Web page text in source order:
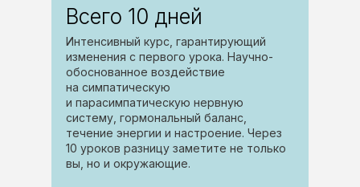
Всего 10 дней
Интенсивный курс, гарантирующий
изменения с первого урока. Научно-
обоснованное воздействие
на симпатическую
и парасимпатическую нервную
систему, гормональный баланс,
течение энергии и настроение. Через
10 уроков разницу заметите не только
вы, но и окружающие.